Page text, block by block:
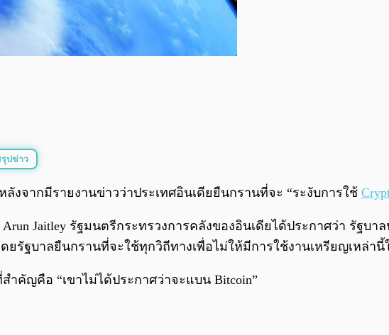
ปข่าว
ลังจากมีรายงานข่าวว่าประเทศอินเดียยืนกรานที่จะ “ระงับการใช้
Jaitley รัฐมนตรีกระทรวงการคลังของอินเดียได้ประกาศว่า รัฐบา
รัฐบาลยืนกรานที่จะใช้ทุกวิถีทางเพื่อไม่ให้มีการใช้งานเหรียญเหล่า
ำคัญคือ “เขาไม่ได้ประกาศว่าจะแบน Bitcoin”